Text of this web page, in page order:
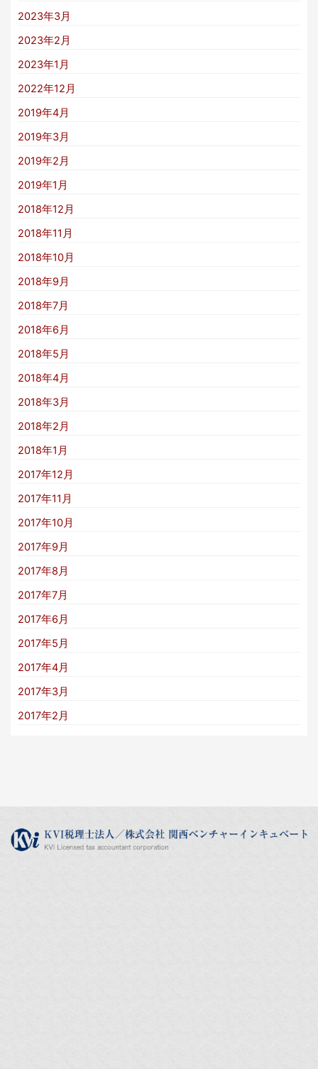
2023年3月
2023年2月
2023年1月
2022年12月
2019年4月
2019年3月
2019年2月
2019年1月
2018年12月
2018年11月
2018年10月
2018年9月
2018年7月
2018年6月
2018年5月
2018年4月
2018年3月
2018年2月
2018年1月
2017年12月
2017年11月
2017年10月
2017年9月
2017年8月
2017年7月
2017年6月
2017年5月
2017年4月
2017年3月
2017年2月